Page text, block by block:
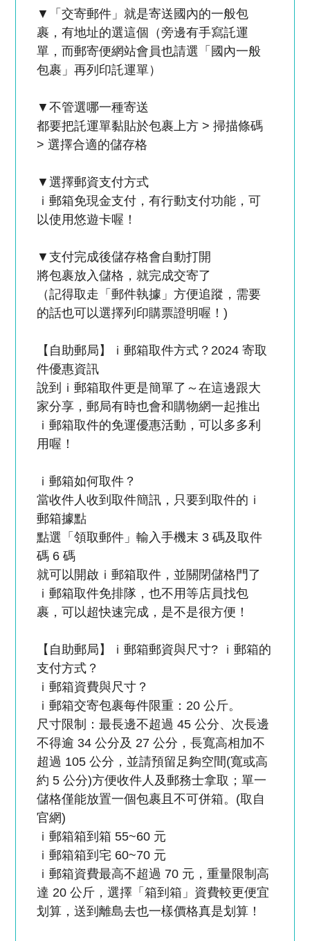
▼「交寄郵件」就是寄送國內的一般包
裹，有地址的選這個（旁邊有手寫託運
單，而郵寄便網站會員也請選「國內一般
包裹」再列印託運單）
▼不管選哪一種寄送
都要把託運單黏貼於包裹上方 > 掃描條碼
> 選擇合適的儲存格
▼選擇郵資支付方式
ｉ郵箱免現金支付，有行動支付功能，可
以使用悠遊卡喔！
▼支付完成後儲存格會自動打開
將包裹放入儲格，就完成交寄了
（記得取走「郵件執據」方便追蹤，需要
的話也可以選擇列印購票證明喔！)
【自助郵局】ｉ郵箱取件方式？2024 寄取
件優惠資訊
說到ｉ郵箱取件更是簡單了～在這邊跟大
家分享，郵局有時也會和購物網一起推出
ｉ郵箱取件的免運優惠活動，可以多多利
用喔！
ｉ郵箱如何取件？
當收件人收到取件簡訊，只要到取件的ｉ
郵箱據點
點選「領取郵件」輸入手機末 3 碼及取件
碼 6 碼
就可以開啟ｉ郵箱取件，並關閉儲格門了
ｉ郵箱取件免排隊，也不用等店員找包
裹，可以超快速完成，是不是很方便！
【自助郵局】ｉ郵箱郵資與尺寸? ｉ郵箱的
支付方式？
ｉ郵箱資費與尺寸？
ｉ郵箱交寄包裹每件限重：20 公斤。
尺寸限制：最長邊不超過 45 公分、次長邊
不得逾 34 公分及 27 公分，長寬高相加不
超過 105 公分，並請預留足夠空間(寬或高
約 5 公分)方便收件人及郵務士拿取；單一
儲格僅能放置一個包裹且不可併箱。(取自
官網)
ｉ郵箱箱到箱 55~60 元
ｉ郵箱箱到宅 60~70 元
ｉ郵箱資費最高不超過 70 元，重量限制高
達 20 公斤，選擇「箱到箱」資費較更便宜
划算，送到離島去也一樣價格真是划算！